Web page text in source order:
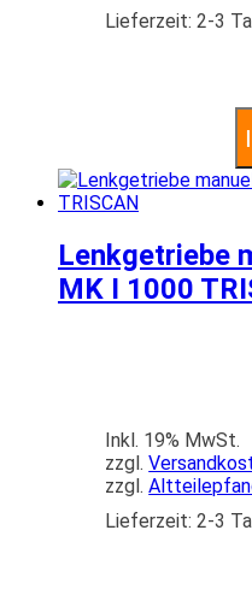
Lieferzeit: 2-3
Lenkgetriebe
MK I 1000
Inkl. 19% MwSt.
zzgl.
zzgl.
Lieferzeit: 2-3